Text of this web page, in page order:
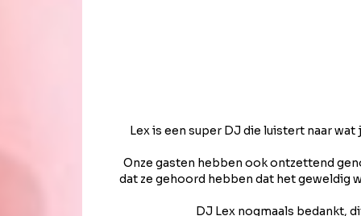
Lex is een super DJ die luistert naar
Onze gasten hebben ook ontzettend
dat ze gehoord hebben dat het geweldig
DJ Lex nogmaals bedankt,